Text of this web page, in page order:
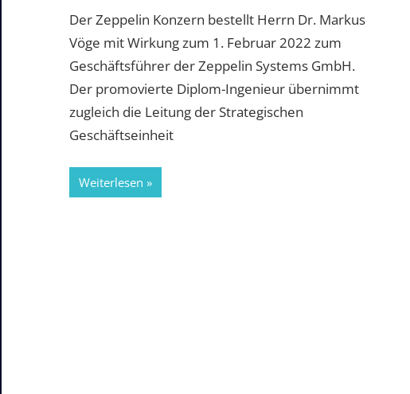
Der Zeppelin Konzern bestellt Herrn Dr. Markus
Vöge mit Wirkung zum 1. Februar 2022 zum
Geschäftsführer der Zeppelin Systems GmbH.
Der promovierte Diplom-Ingenieur übernimmt
zugleich die Leitung der Strategischen
Geschäftseinheit
Weiterlesen